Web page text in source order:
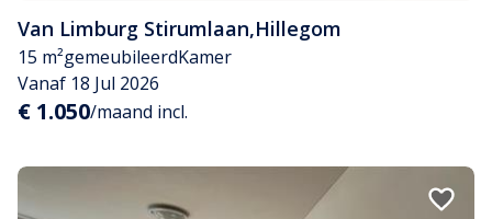
Van Limburg Stirumlaan,Hillegom
15 m²gemeubileerdKamer
Vanaf 18 Jul 2026
€ 1.050/maand incl.